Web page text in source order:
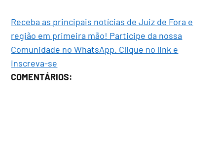
Receba as principais notícias de Juiz de Fora e
região em primeira mão! Participe da nossa
Comunidade no WhatsApp. Clique no link e
inscreva-se
COMENTÁRIOS: